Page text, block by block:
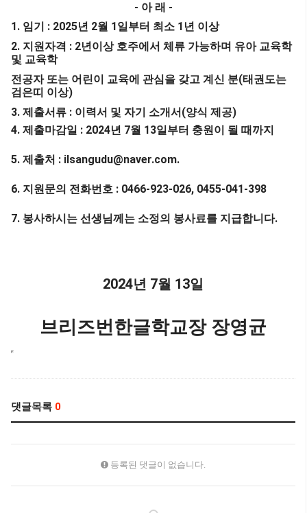
- 아 래 -
1. 임기 : 2025년 2월 1 일부터 최소 1 년 이상
2. 지원자격 : 2년이상 호주에서 체류 가능하며 유아 교육학
및 교육학
전공자 또는 어린이 교육에 관심을 갖고 계신 분(태권도는
검은띠 이상)
3. 제출서류 : 이력서 및 자기 소개서 (양식 제공)
4. 제출마감일 : 2024년 7월 13일부터 충원이 될 때까지
5. 제출처 : ilsangudu@naver.com.
6. 지원문의 전화번호 : 0466-923-026, 0455-041-398
7. 봉사하시는 선생님께는 소정의 봉사료를 지급합니다.
2024년 7월 13일
브리즈번한글학교장 장영균
댓글목록 0
등록된 댓글이 없습니다.